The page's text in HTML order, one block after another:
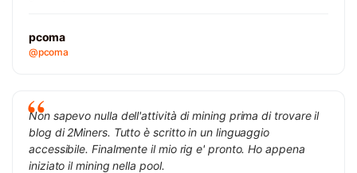
pcoma
@pcoma
Non sapevo nulla dell'attività di mining prima di trovare il
blog di 2Miners. Tutto è scritto in un linguaggio
accessibile. Finalmente il mio rig e' pronto. Ho appena
iniziato il mining nella pool.